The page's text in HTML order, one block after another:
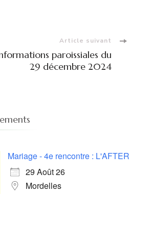
Article suivant
paroissiales du
29 décembre 2024
Mariage - 4e rencontre : L'AFTER
29 Août 26
Mordelles